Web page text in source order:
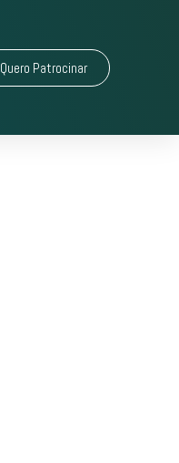
Quero Patrocinar